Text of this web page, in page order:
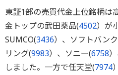
東証1部の売買代金上位銘柄は
金トップの武田薬品(4502）が
SUMCO(3436）、ソフトバン
リング(9983）、ソニー(6758
しました。一方で任天堂(7974